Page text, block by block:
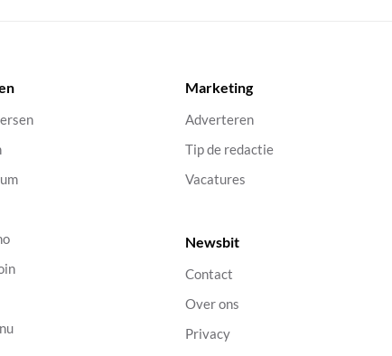
Marketing
Adverteren
Tip de redactie
Vacatures
Newsbit
Contact
Over ons
Privacy